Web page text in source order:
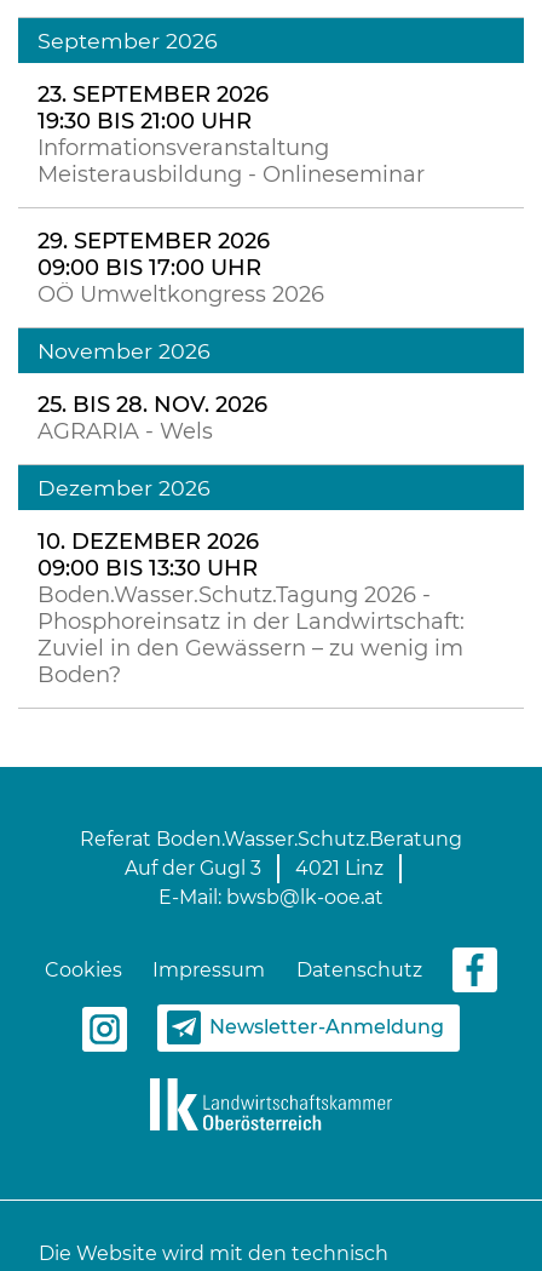
September 2026
23. SEPTEMBER 2026
19:30 BIS 21:00 UHR
Informationsveranstaltung
Meisterausbildung - Onlineseminar
29. SEPTEMBER 2026
09:00 BIS 17:00 UHR
OÖ Umweltkongress 2026
November 2026
25. BIS 28. NOV. 2026
AGRARIA - Wels
Dezember 2026
10. DEZEMBER 2026
09:00 BIS 13:30 UHR
Boden.Wasser.Schutz.Tagung 2026 -
Phosphoreinsatz in der Landwirtschaft:
Zuviel in den Gewässern – zu wenig im
Boden?
Referat Boden.Wasser.Schutz.Beratung
Auf der Gugl 3
4021 Linz
E-Mail: bwsb@lk-ooe.at
Cookies Impressum Datenschutz
Newsletter-Anmeldung
Die Website wird mit den technisch